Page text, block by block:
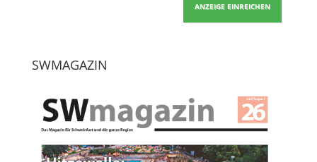
ANZEIGE EINREICHEN
SWMAGAZIN